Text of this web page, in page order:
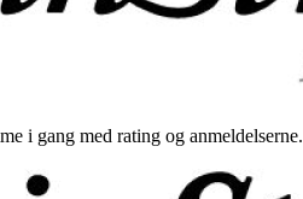
i gang med rating og anmeldelserne.